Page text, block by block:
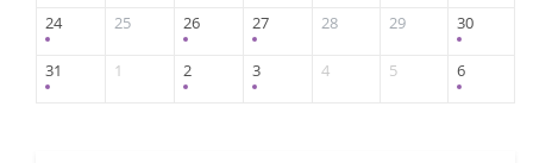
24 25 26 27 28 29 30
31 1 2 3 4 5 6